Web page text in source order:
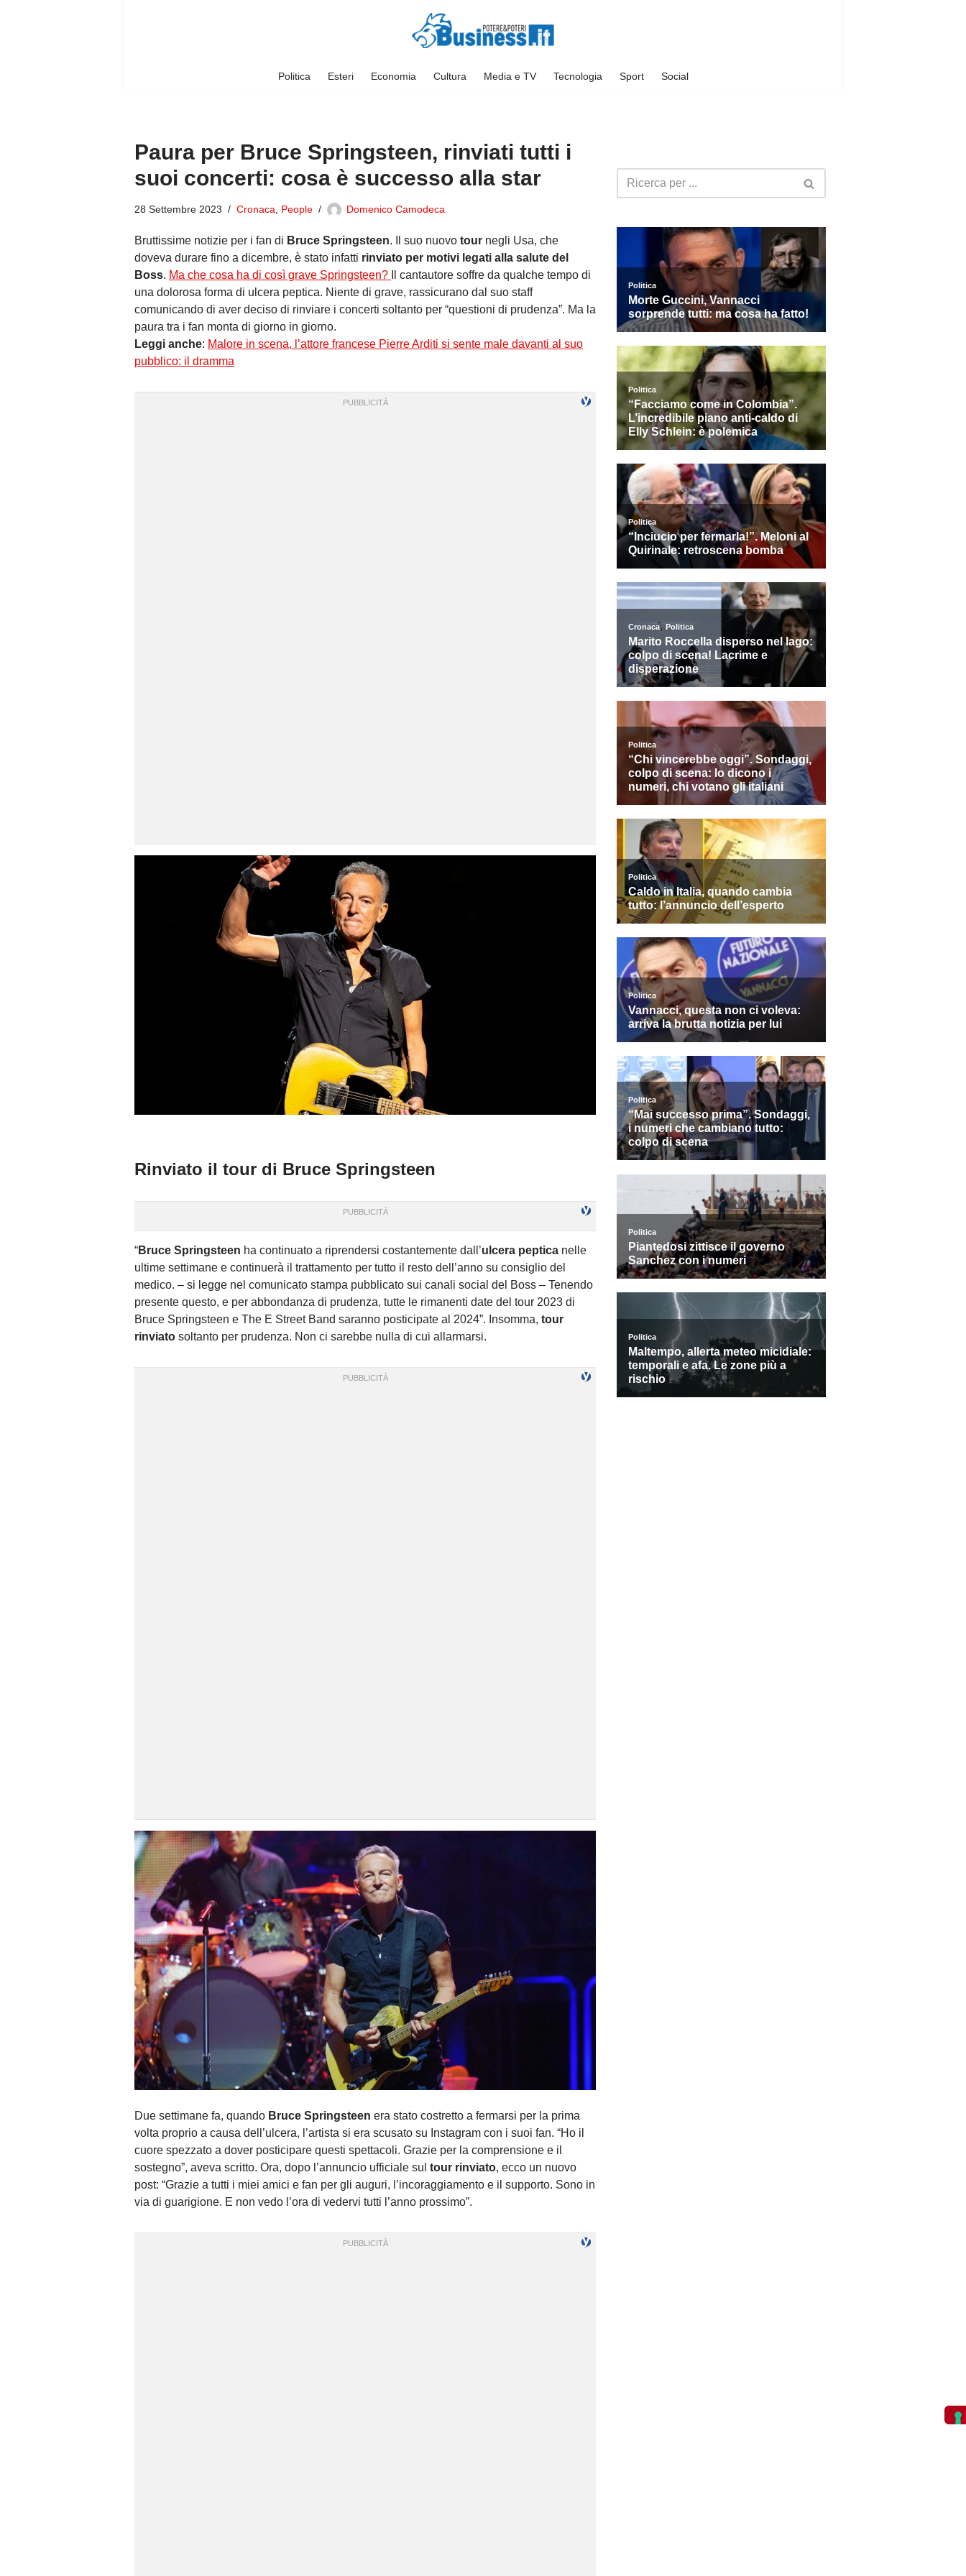
Politica Esteri Economia Cultura Media e TV Tecnologia Sport Social
Paura per Bruce Springsteen, rinviati tutti i
suoi concerti: cosa è successo alla star
28 Settembre 2023 Cronaca People Domenico Camodeca
Bruttissime notizie per i fan di Bruce Springsteen. Il suo nuovo tour negli Usa, che
doveva durare fino a dicembre, è stato infatti rinviato per motivi legati alla salute del
Boss. Ma che cosa ha di così grave Springsteen?
Il cantautore soffre da qualche tempo di
una dolorosa forma di ulcera peptica. Niente di grave, rassicurano dal suo staff
comunicando di aver deciso di rinviare i concerti soltanto per “questioni di prudenza”. Ma la
paura tra i fan monta di giorno in giorno.
Leggi anche: Malore in scena, l’attore francese Pierre Arditi si sente male davanti al suo
pubblico: il dramma
Rinviato il tour di Bruce Springsteen
“Bruce Springsteen ha continuato a riprendersi costantemente dall’ulcera peptica nelle
ultime settimane e continuerà il trattamento per tutto il resto dell’anno su consiglio del
medico. – si legge nel comunicato stampa pubblicato sui canali social del Boss – Tenendo
presente questo, e per abbondanza di prudenza, tutte le rimanenti date del tour 2023 di
Bruce Springsteen e The E Street Band saranno posticipate al 2024”. Insomma, tour
rinviato soltanto per prudenza. Non ci sarebbe nulla di cui allarmarsi.
Due settimane fa, quando Bruce Springsteen era stato costretto a fermarsi per la prima
volta proprio a causa dell’ulcera, l’artista si era scusato su Instagram con i suoi fan. “Ho il
cuore spezzato a dover posticipare questi spettacoli. Grazie per la comprensione e il
sostegno”, aveva scritto. Ora, dopo l’annuncio ufficiale sul tour rinviato, ecco un nuovo
post: “Grazie a tutti i miei amici e fan per gli auguri, l’incoraggiamento e il supporto. Sono in
via di guarigione. E non vedo l’ora di vedervi tutti l’anno prossimo”.